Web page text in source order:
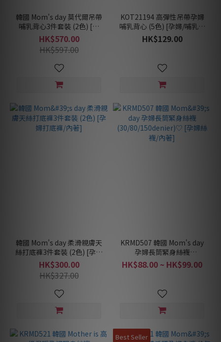
韓國 Mom's day 莫代爾吊帶
哺乳背心3件套裝 (2色) [孕
婦/哺乳內衣]
HK$570.00
HK$597.00
KOT21194 高彈性吊帶孕婦
哺乳背心 (5色) [孕婦/哺乳內
衣]
HK$129.00
韓國 Mom's day 柔滑親膚天
絲打底褲3件套裝 (2色) [孕婦
打底褲/內著]
HK$300.00
HK$327.00
KRMD507 韓國 Mom's day
孕婦長筒緊身絲襪
(30/80/150denier)♡ [孕婦
絲襪/內著]
HK$88.00 ~ HK$99.00
Best Seller